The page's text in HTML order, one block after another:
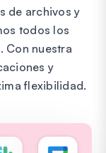
de archivos y
todos los
Con nuestra
y
flexibilidad.